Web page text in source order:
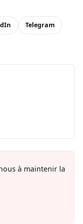
Telegram
à maintenir la